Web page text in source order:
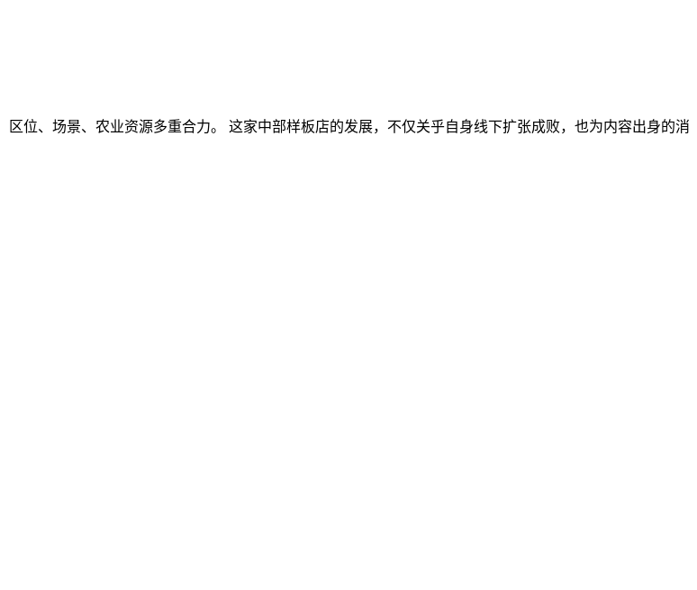
位、场景、农业资源多重合力。 这家中部样板店的发展，不仅关乎自身线下扩张成败，也为内容出身的消